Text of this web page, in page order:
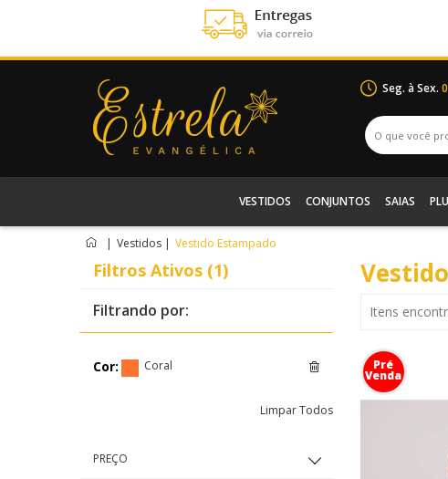
Seg. à Sex.
VESTIDOS CONJUNTOS SAIAS
| Vestidos | Vestido Estampado
Filtros Ativos (1)
Filtrando por:
Cor: Coral
Limpar Todos
PREÇO
Itens
Pré
Venda